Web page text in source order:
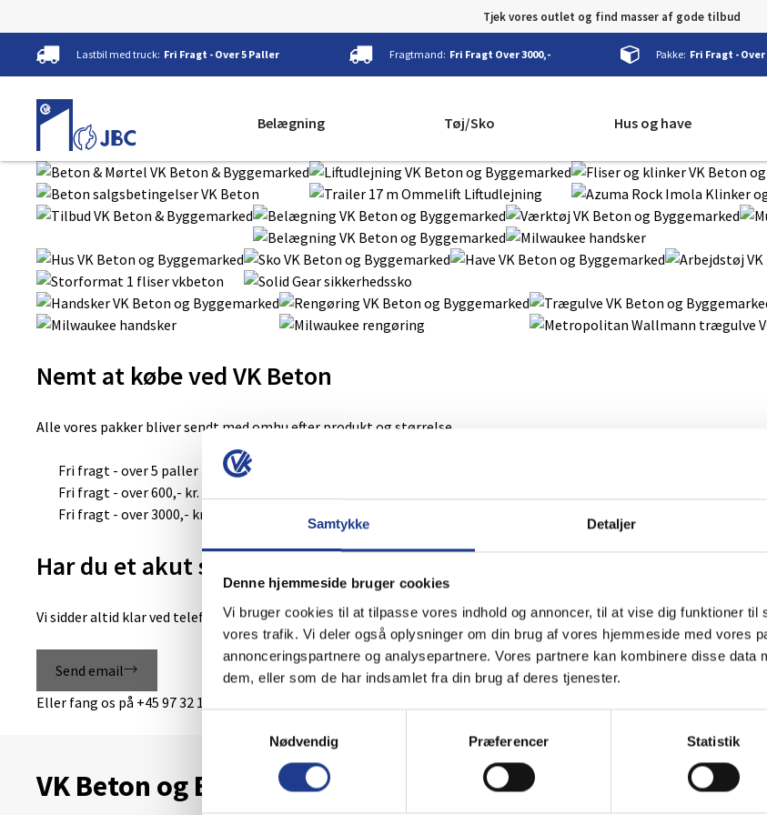
Samtykke Detaljer
Denne hjemmeside bruger cookies
Vi bruger cookies til at tilpasse vores indhold og annoncer, til at vise dig funktioner til
vores trafik. Vi deler også oplysninger om din brug af vores hjemmeside med vores
annonceringspartnere og analysepartnere. Vores partnere kan kombinere disse data
dem, eller som de har indsamlet fra din brug af deres tjenester.
Nødvendig
Præferencer Statistik
Tjek vores outlet og find masser af gode tilbud
Lastbil med truck: Fri Fragt - Over 5 Paller Fragtmand: Fri Fragt Over 3000,- Pakke: Fri Fragt - Over
Belægning Tøj/Sko Hus og have
Nemt at købe ved VK Beton
Alle vores pakker bliver sendt med omhu efter produkt og størrelse
Fri fragt - over 5 paller
Fri fragt - over 600,- kr.
Fri fragt - over 3000,- kr.
Har du et akut spørgsmål?
Vi sidder altid klar ved telefonen og mailen – på den måde er der altid hjælp at hente
Send email
Eller fang os på +45 97 32 16 00
VK Beton og Byggemarked A/S